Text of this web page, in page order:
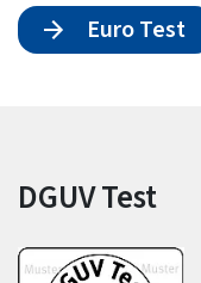
Euro Test
DGUV Test